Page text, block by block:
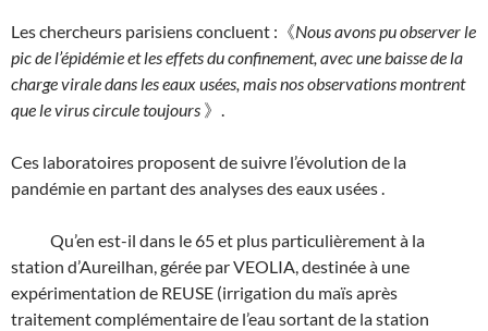
Les chercheurs parisiens concluent :《Nous avons pu observer le
pic de l’épidémie et les effets du confinement, avec une baisse de la
charge virale dans les eaux usées, mais nos observations montrent
que le virus circule toujours 》.
Ces laboratoires proposent de suivre l’évolution de la
pandémie en partant des analyses des eaux usées .
Qu’en est-il dans le 65 et plus particulièrement à la
station d’Aureilhan, gérée par VEOLIA, destinée à une
expérimentation de REUSE (irrigation du maïs après
traitement complémentaire de l’eau sortant de la station